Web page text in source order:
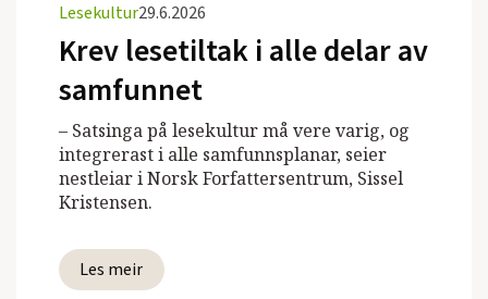
Lesekultur29.6.2026
Krev lesetiltak i alle delar av
samfunnet
– Satsinga på lesekultur må vere varig, og
integrerast i alle samfunnsplanar, seier
nestleiar i Norsk Forfattersentrum, Sissel
Kristensen.
Les meir